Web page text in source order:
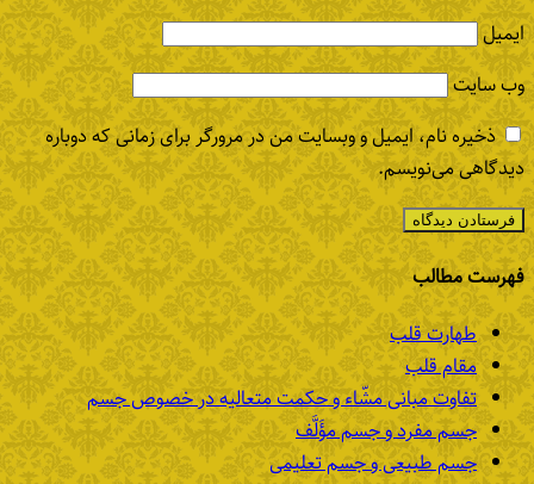
ایمیل
وب‌ سایت
ذخیره نام، ایمیل و وبسایت من در مرورگر برای زمانی که دوباره
دیدگاهی می‌نویسم.
فهرست مطالب
طهارت قلب
مقام قلب
تفاوت مبانی مشّاء و حکمت متعالیه در خصوص جسم
جسم مفرد و جسم مؤَلَّف
جسم طبیعی و جسم تعلیمی